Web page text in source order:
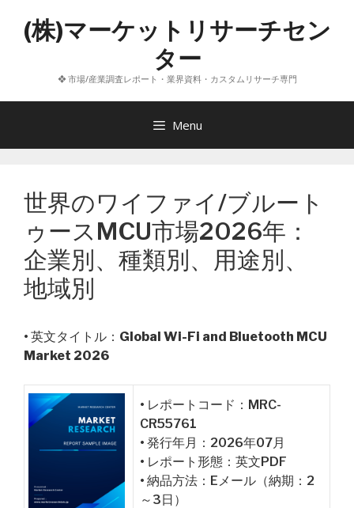
へ
(株)マーケットリサーチセン
ター
❖ 市場/産業調査レポート・業界資料・カスタムリサーチ専門
Menu
世界のワイファイ/ブルート
ゥースMCU市場2026年：
企業別、種類別、用途別、
地域別
• 英文タイトル： Global Wi-Fi and Bluetooth MCU
Market 2026
• レポートコード：MRC-
CR55761
• 発行年月：2026年07月
• レポート形態：英文PDF
• 納品方法：Eメール（納期：2
～3日）